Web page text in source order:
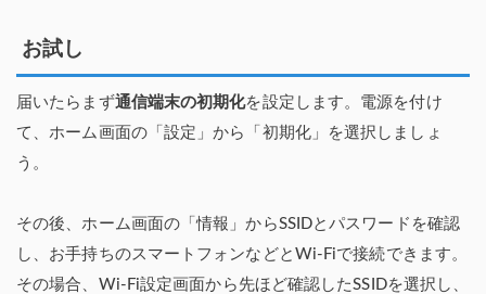
お試し
届いたらまず通信端末の初期化を設定します。電源を付け
て、ホーム画面の「設定」から「初期化」を選択しましょ
う。
その後、ホーム画面の「情報」からSSIDとパスワードを確認
し、お手持ちのスマートフォンなどとWi-Fiで接続できます。
その場合、Wi-Fi設定画面から先ほど確認したSSIDを選択し、